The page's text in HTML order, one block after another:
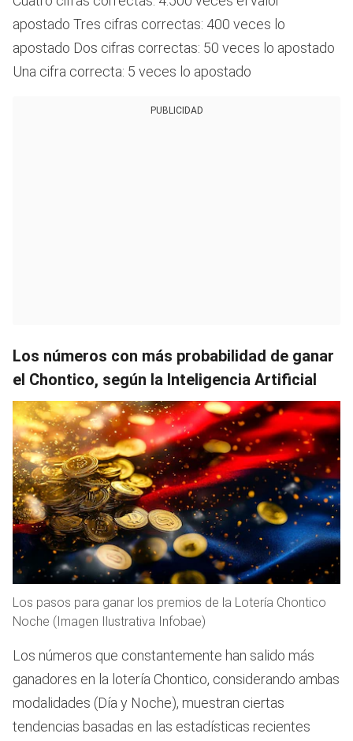
apostado Tres cifras correctas: 400 veces lo
apostado Dos cifras correctas: 50 veces lo apostado
Una cifra correcta: 5 veces lo apostado
PUBLICIDAD
Los números con más probabilidad de ganar
el Chontico, según la Inteligencia Artificial
Los pasos para ganar los premios de la Lotería Chontico
Noche (Imagen Ilustrativa Infobae)
Los números que constantemente han salido más
ganadores en la lotería Chontico, considerando ambas
modalidades (Día y Noche), muestran ciertas
tendencias basadas en las estadísticas recientes